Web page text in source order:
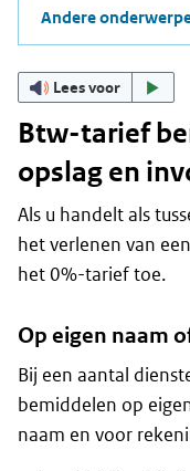
Andere
Lees voor
Btw-tarief
opslag en
Als u handelt als
het verlenen van
het 0%-tarief toe.
Op eigen naam
Bij een aantal
bemiddelen op
naam en voor